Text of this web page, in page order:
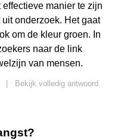
manier te zijn
onderzoek. Het gaat
om de kleur groen. In
naar de link
van mensen.
Bekijk volledig antwoord